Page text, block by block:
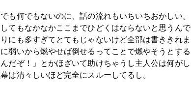
も何でもないのに、話の流れもいちいちおかしい。
てもなかなかここまでひどくはならないと思うんで
にも多すぎてとてもじゃないけど全部は書ききれま
弱いから燃やせば倒せるってことで燃やそうとする
だぞ！」とかほざいて助けちゃうし主人公は何がし
は清々しいほど完全にスルーしてるし。